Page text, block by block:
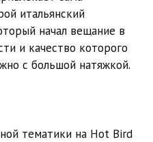
итальянский
начал вещание в
и качество которого
с большой натяжкой.
тематики на Hot Bird